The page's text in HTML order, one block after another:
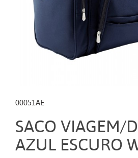
00051AE
SACO VIAGEM/
AZUL ESCURO